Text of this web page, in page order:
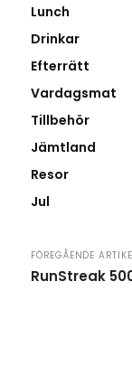
Lunch
Drinkar
Efterrätt
Vardagsmat
Tillbehör
Jämtland
Resor
Jul
FÖREGÅENDE
RunStreak